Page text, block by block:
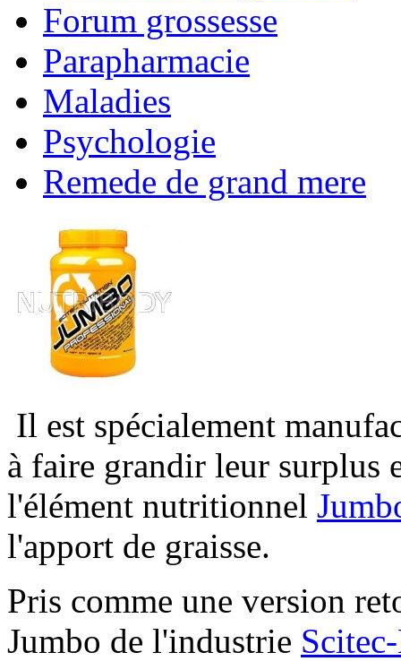
Forum grossesse
Parapharmacie
Maladies
Psychologie
Remede de grand mere
Il est spécialement
à faire grandir leur surplus
l'élément nutritionnel
l'apport de graisse.
Pris comme une version
Jumbo de l'industrie